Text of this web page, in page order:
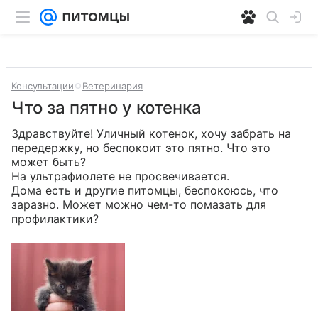
Консультации Ветеринария
Что за пятно у котенка
Здравствуйте! Уличный котенок, хочу забрать на
передержку, но беспокоит это пятно. Что это
может быть?
На ультрафиолете не просвечивается.
Дома есть и другие питомцы, беспокоюсь, что
заразно. Может можно чем-то помазать для
профилактики?